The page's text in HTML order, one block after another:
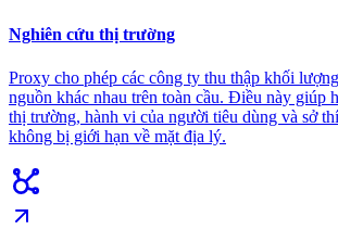
Nghiên cứu thị trường
Proxy cho phép các công ty thu thập khối
nguồn khác nhau trên toàn cầu. Điều này giúp
thị trường, hành vi của người tiêu dùng và sở
không bị giới hạn về mặt địa lý.